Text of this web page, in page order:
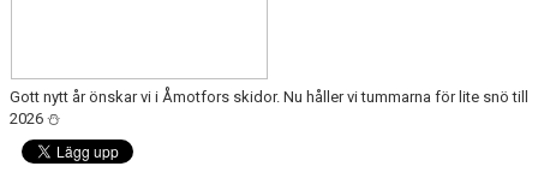
Gott nytt år önskar vi i Åmotfors skidor. Nu håller vi tummarna för lite snö till
2026 ⛄️